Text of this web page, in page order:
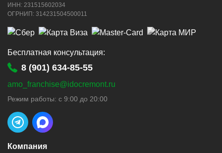
ИНН: 231515602034
ОГРНИП: 314231504500011
Компания
Бесплатная консультация:
8 (901) 634-85-55
amo_franchise@idocremont.ru
Режим работы: с 9:00 до 20:00